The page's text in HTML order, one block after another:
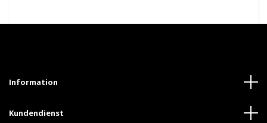
Information
Kundendienst